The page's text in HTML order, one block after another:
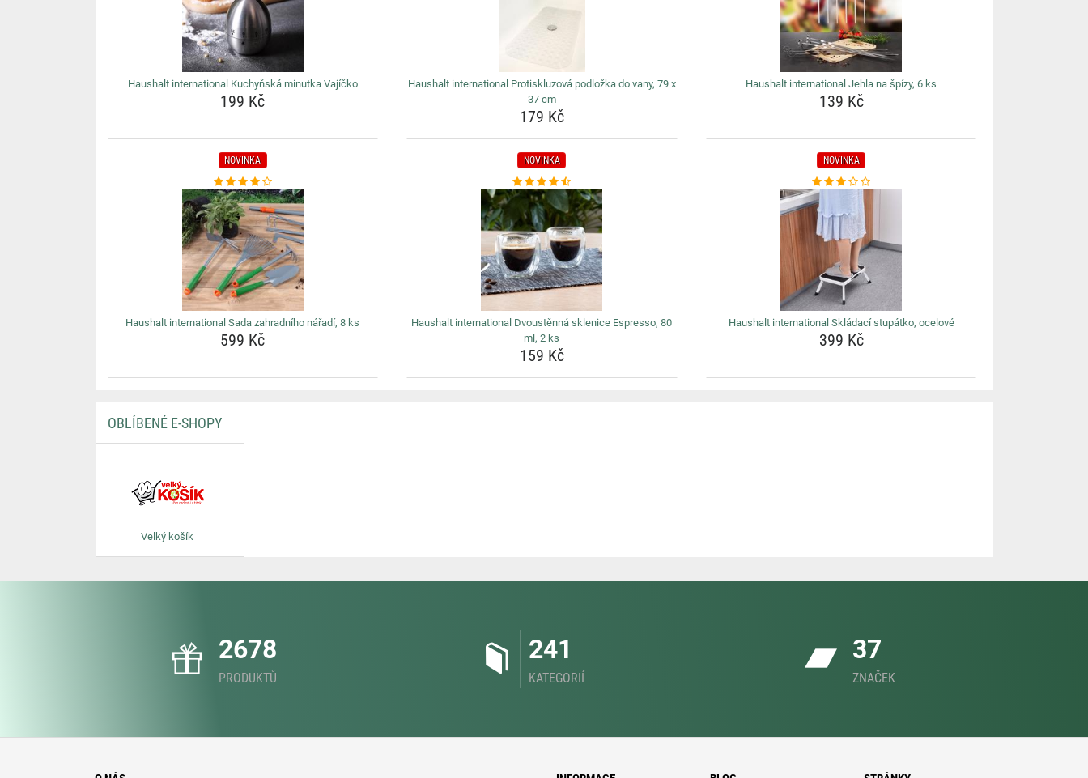
Haushalt international Kuchyňská minutka Vajíčko
199 Kč
Haushalt international Protiskluzová podložka do vany, 79 x
37 cm
179 Kč
Haushalt international Jehla na špízy, 6 ks
139 Kč
NOVINKA
Haushalt international Sada zahradního nářadí, 8 ks
599 Kč
NOVINKA
Haushalt international Dvoustěnná sklenice Espresso, 80
ml, 2 ks
159 Kč
NOVINKA
Haushalt international Skládací stupátko, ocelové
399 Kč
OBLÍBENÉ E-SHOPY
Velký košík
2678
PRODUKTŮ
241
KATEGORIÍ
37
ZNAČEK